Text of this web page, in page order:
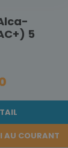
5
AU COURANT